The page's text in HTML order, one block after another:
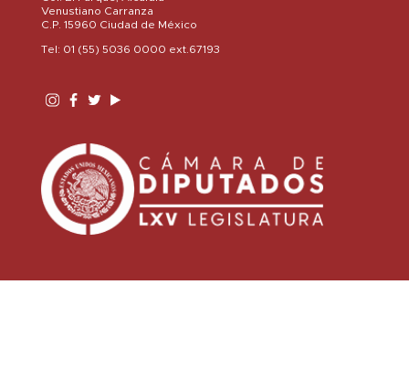
Venustiano Carranza
C.P. 15960 Ciudad de México
Tel: 01 (55) 5036 0000 ext.67193